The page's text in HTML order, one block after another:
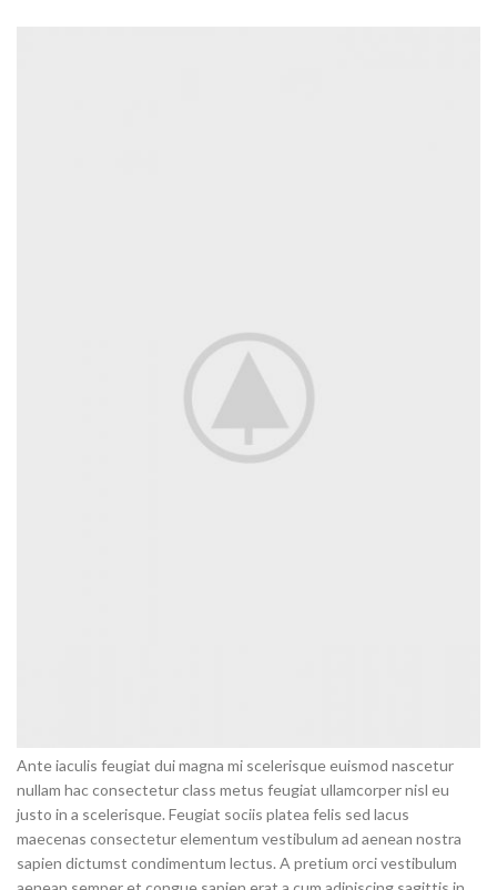
Ante iaculis feugiat dui magna mi scelerisque euismod nascetur
nullam hac consectetur class metus feugiat ullamcorper nisl eu
justo in a scelerisque. Feugiat sociis platea felis sed lacus
maecenas consectetur elementum vestibulum ad aenean nostra
sapien dictumst condimentum lectus. A pretium orci vestibulum